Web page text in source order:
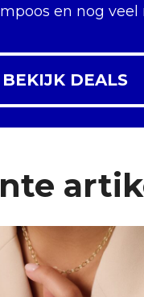
en nog veel
BEKIJK DEALS